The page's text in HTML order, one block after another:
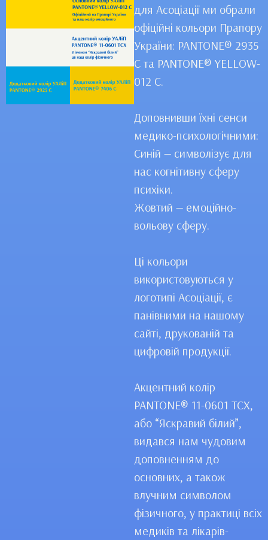
для Асоціації ми обрали
офіційні кольори Прапору
України: PANTONE® 2935
C та PANTONE® YELLOW-
012 C.
Доповнивши їхні сенси
медико-психологічними:
Синій — символізує для
нас когнітивну сферу
психіки.
Жовтий — емоційно-
вольову сферу.
Ці кольори
використовуються у
логотипі Асоціації, є
панівними на нашому
сайті, друкованій та
цифровій продукції.
Акцентний колір
PANTONE® 11-0601 TCX,
або “Яскравий білий”,
видався нам чудовим
доповненням до
основних, а також
влучним символом
фізичного, у практиці всіх
медиків та лікарів-